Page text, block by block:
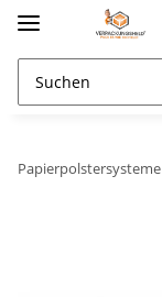
Papierpolstersysteme